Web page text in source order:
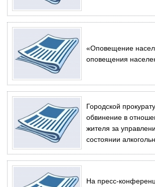
«Оповещение
оповещения
Городской
обвинение в
жителя за
состоянии
На пресс-